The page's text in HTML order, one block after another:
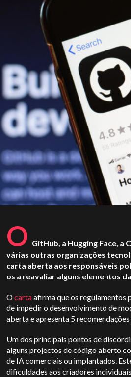
O GitHub, a Hugging Face, a
várias outras organizações
carta aberta aos responsáveis
os a reavaliar alguns elementos
Ocartaafirma que os regulamentos
de impedir o desenvolvimento de
aberta e apresenta 5
Um dos principais pontos de
alguns projectos de código aberto
de IA comerciais ou implantados.
dificuldades aos criadores